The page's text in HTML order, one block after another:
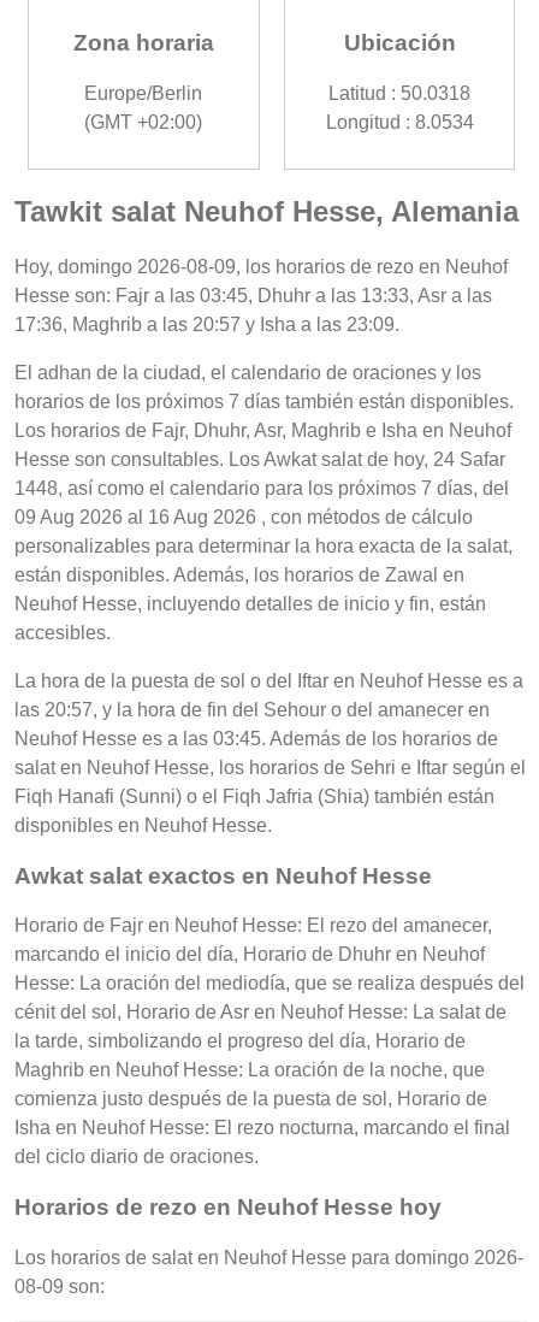
Zona horaria
Europe/Berlin
(GMT +02:00)
Ubicación
Latitud : 50.0318
Longitud : 8.0534
Tawkit salat Neuhof Hesse, Alemania
Hoy, domingo 2026-08-09, los horarios de rezo en Neuhof
Hesse son: Fajr a las 03:45, Dhuhr a las 13:33, Asr a las
17:36, Maghrib a las 20:57 y Isha a las 23:09.
El adhan de la ciudad, el calendario de oraciones y los
horarios de los próximos 7 días también están disponibles.
Los horarios de Fajr, Dhuhr, Asr, Maghrib e Isha en Neuhof
Hesse son consultables. Los Awkat salat de hoy, 24 Safar
1448, así como el calendario para los próximos 7 días, del
09 Aug 2026 al 16 Aug 2026 , con métodos de cálculo
personalizables para determinar la hora exacta de la salat,
están disponibles. Además, los horarios de Zawal en
Neuhof Hesse, incluyendo detalles de inicio y fin, están
accesibles.
La hora de la puesta de sol o del Iftar en Neuhof Hesse es a
las 20:57, y la hora de fin del Sehour o del amanecer en
Neuhof Hesse es a las 03:45. Además de los horarios de
salat en Neuhof Hesse, los horarios de Sehri e Iftar según el
Fiqh Hanafi (Sunni) o el Fiqh Jafria (Shia) también están
disponibles en Neuhof Hesse.
Awkat salat exactos en Neuhof Hesse
Horario de Fajr en Neuhof Hesse: El rezo del amanecer,
marcando el inicio del día, Horario de Dhuhr en Neuhof
Hesse: La oración del mediodía, que se realiza después del
cénit del sol, Horario de Asr en Neuhof Hesse: La salat de
la tarde, simbolizando el progreso del día, Horario de
Maghrib en Neuhof Hesse: La oración de la noche, que
comienza justo después de la puesta de sol, Horario de
Isha en Neuhof Hesse: El rezo nocturna, marcando el final
del ciclo diario de oraciones.
Horarios de rezo en Neuhof Hesse hoy
Los horarios de salat en Neuhof Hesse para domingo 2026-
08-09 son: